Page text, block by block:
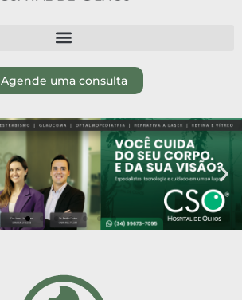
Agende uma consulta